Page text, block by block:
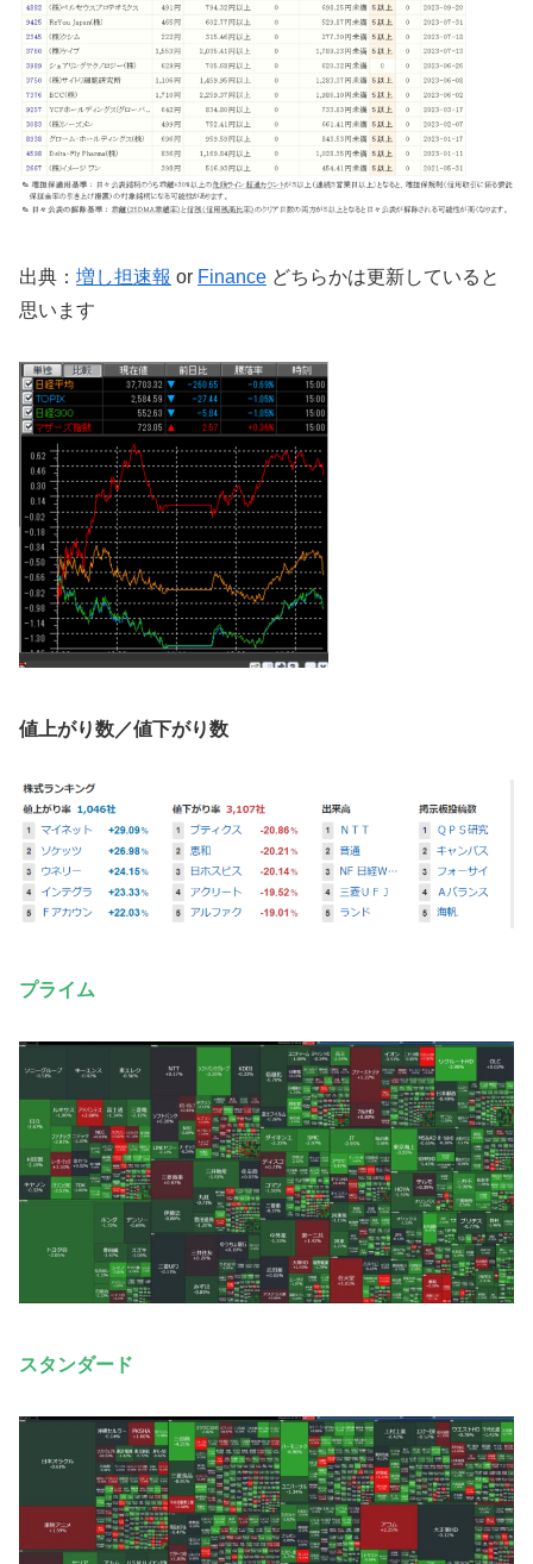
出典： 増し担速報 or Finance どちらかは更新していると
思います
値上がり数／値下がり数
プライム
スタンダード